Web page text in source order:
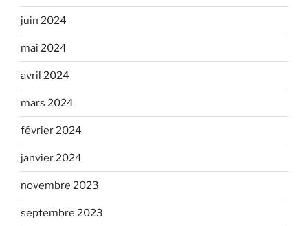
juin 2024
mai 2024
avril 2024
mars 2024
février 2024
janvier 2024
novembre 2023
septembre 2023